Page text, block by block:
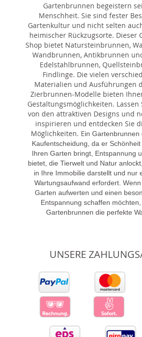
Gartenbrunnen begeistern
Menschheit. Sie sind fester
Gartenkultur und nicht selten
heimischer Rückzugsorte. Dieser
Shop bietet Natursteinbrunnen,
Wandbrunnen, Antikbrunnen
Edelstahlbrunnen,
Findlinge. Die vielen
Materialien und Ausführungen
Zierbrunnen-Modelle bieten
Gestaltungsmöglichkeiten. Lassen
von den attraktiven Designs und
inspirieren und entdecken Sie
Möglichkeiten. Ein
Kaufentscheidung, da er
Ihren Garten bringt, Entspannung
bietet, die Tierwelt und Natur
in Ihre Immobilie darstellt und nur
Wartungsaufwand erfordert.
Garten aufwerten und einen
Entspannung schaffen
Gartenbrunnen die perfekte
UNSERE